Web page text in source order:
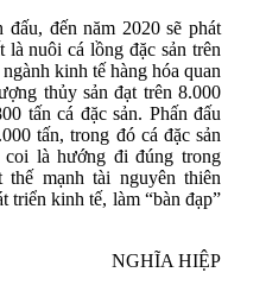
đến năm 2020 sẽ phát
là nuôi cá lồng đặc sản trên
kinh tế hàng hóa quan
thủy sản đạt trên 8.000
tấn cá đặc sản. Phấn đấu
tấn, trong đó cá đặc sản
là hướng đi đúng trong
mạnh tài nguyên thiên
triển kinh tế, làm “bàn đạp”
NGHĨA HIỆP